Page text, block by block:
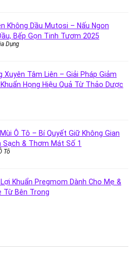
Không Dầu Mutosi – Nấu Ngon
Bếp Gọn Tinh Tươm 2025
Dụng
Xuyên Tâm Liên – Giải Pháp Giảm
Họng Hiệu Quả Từ Thảo Dược
Ô Tô – Bí Quyết Giữ Không Gian
Sạch & Thơm Mát Số 1
Tô
Khuẩn Pregmom Dành Cho Mẹ &
Từ Bên Trong